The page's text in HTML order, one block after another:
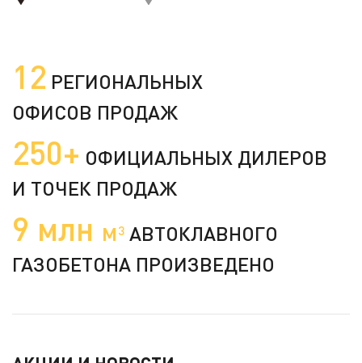
12 РЕГИОНАЛЬНЫХ
ОФИСОВ ПРОДАЖ
250+ ОФИЦИАЛЬНЫХ ДИЛЕРОВ
И ТОЧЕК ПРОДАЖ
9 млн м 3 АВТОКЛАВНОГО
ГАЗОБЕТОНА ПРОИЗВЕДЕНО